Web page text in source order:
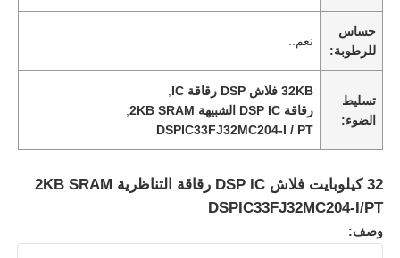
المنتجات
حساس
للرطوبة:
نعم..
تسليط
الضوء:
32KB فلاش DSP رقاقة IC
رقاقة DSP IC الشبيهة 2KB SRAM
DSPIC33FJ32MC204-I / PT
32 كيلوبايت فلاش DSP IC رقاقة التناظرية 2KB SRAM
DSPIC33FJ32MC204-I/PT
وصف: